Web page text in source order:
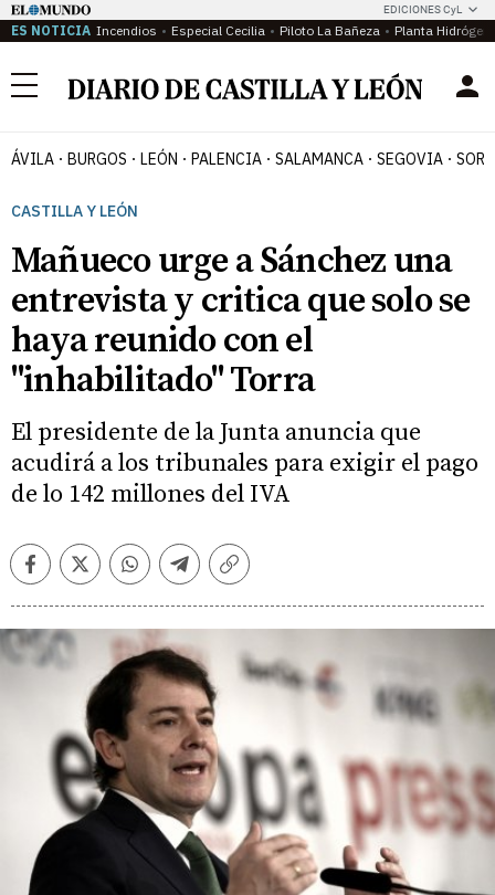
EDICIONES CyL
ES NOTICIA Incendios Especial Cecilia Piloto La Bañeza Planta
Menú
ÁVILA BURGOS LEÓN PALENCIA SALAMANCA SEGOVIA
CASTILLA Y LEÓN
Mañueco urge a Sánchez una
entrevista y critica que solo se
haya reunido con el
"inhabilitado" Torra
El presidente de la Junta anuncia que
acudirá a los tribunales para exigir el pago
de lo 142 millones del IVA
FacebookTwitterWhatsappTelegramCopiar